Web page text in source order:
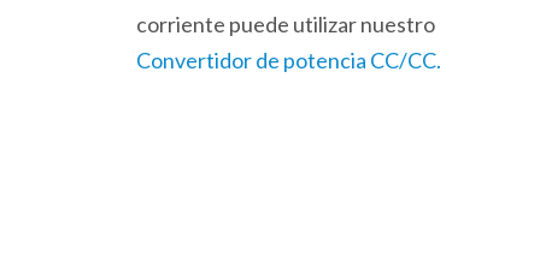
corriente puede utilizar nuestro
Convertidor de potencia CC/CC.